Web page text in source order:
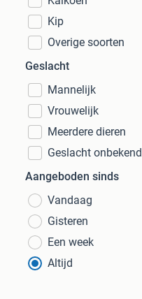
Kip
Overige soorten
Geslacht
Mannelijk
Vrouwelijk
Meerdere dieren
Geslacht onbekend
Aangeboden sinds
Vandaag
Gisteren
Een week
Altijd